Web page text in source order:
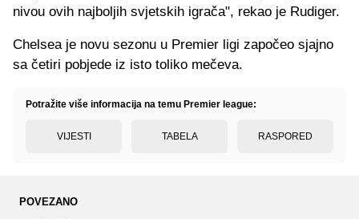
nivou ovih najboljih svjetskih igrača", rekao je Rudiger.
Chelsea je novu sezonu u Premier ligi započeo sjajno
sa četiri pobjede iz isto toliko mečeva.
Potražite više informacija na temu Premier league:
VIJESTI TABELA RASPORED
POVEZANO